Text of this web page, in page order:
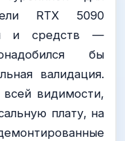
RTX 5090
и средств —
бы
валидация.
видимости,
плату, на